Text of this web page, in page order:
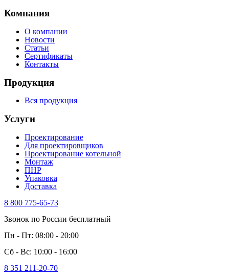
Компания
О компании
Новости
Статьи
Сертификаты
Контакты
Продукция
Вся продукция
Услуги
Проектирование
Для проектировщиков
Проектирование котельной
Монтаж
ПНР
Упаковка
Доставка
8 800 775-65-73
Звонок по России бесплатный
Пн - Пт: 08:00 - 20:00
Сб - Вс: 10:00 - 16:00
8 351 211-20-70